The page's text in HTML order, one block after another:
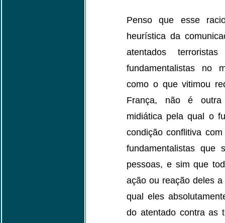
Penso que esse
heurística da
atentados
fundamentalistas no
como o que vitimou
França, não é
midiática pela qual o
condição conflitiva
fundamentalistas que
pessoas, e sim que
ação ou reação deles
qual eles
do atentado contra as